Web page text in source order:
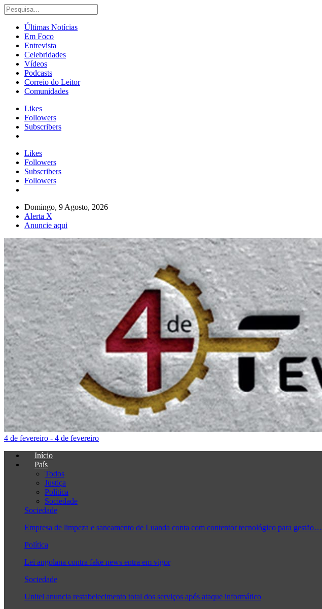
Últimas Notícias
Em Foco
Entrevista
Celebridades
Vídeos
Podcasts
Correio do Leitor
Comunidades
Likes
Followers
Subscribers
Likes
Followers
Subscribers
Followers
Domingo, 9 Agosto, 2026
Alerta X
Anuncie aqui
4 de fevereiro - 4 de fevereiro
Início
País
Todos
Justiça
Política
Sociedade
Sociedade
Empresa de limpeza e saneamento de Luanda conta com contentor tecnológico para gestão…
Política
Lei angolana contra fake news entra em vigor
Sociedade
Unitel anuncia restabelecimento total dos serviços após ataque informático